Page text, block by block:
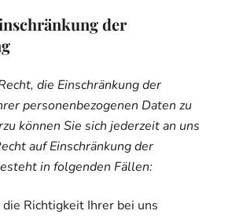
der
die Einschränkung der
personenbezogenen Daten zu
können Sie sich jederzeit an uns
auf Einschränkung der
in folgenden Fällen:
Richtigkeit Ihrer bei uns